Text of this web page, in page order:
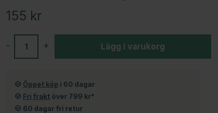
155 kr
+
- Lägg i varukorg
Öppet köp i 60 dagar
Fri frakt över 799 kr*
60 dagar fri retur